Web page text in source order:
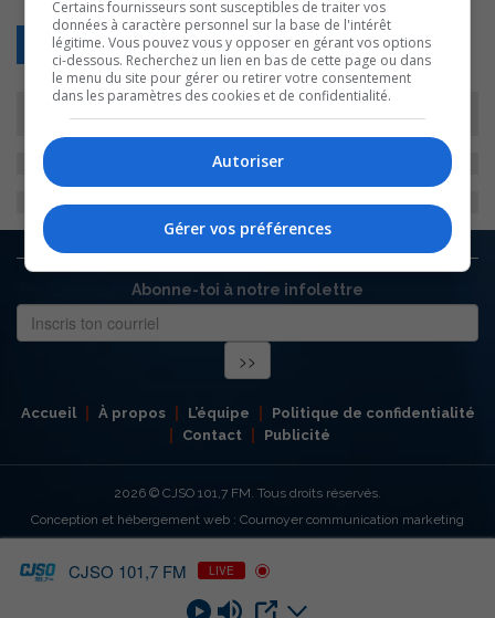
Retour
Abonne-toi à notre infolettre
Accueil À propos L’équipe
Politique de confidentialité
Contact
Publicité
2026 © CJSO 101,7 FM. Tous droits réservés.
Conception et hébergement web : Cournoyer communication marketing
CJSO 101,7 FM LIVE
Certains fournisseurs sont susceptibles de traiter vos
données à caractère personnel sur la base de l'intérêt
légitime. Vous pouvez vous y opposer en gérant vos options
ci-dessous. Recherchez un lien en bas de cette page ou dans
le menu du site pour gérer ou retirer votre consentement
dans les paramètres des cookies et de confidentialité.
Autoriser
Gérer vos préférences